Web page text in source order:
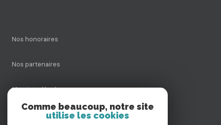
Nos honoraires
Nos partenaires
Mentions légales
Comme beaucoup, notre site
utilise les cookies